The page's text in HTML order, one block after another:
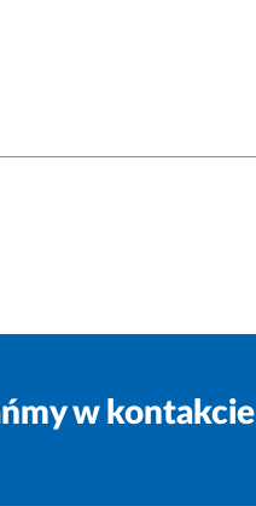
w kontakcie